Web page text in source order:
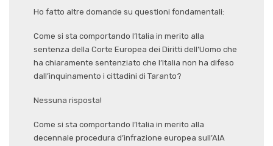
Ho fatto altre domande su questioni fondamentali:
Come si sta comportando l’Italia in merito alla
sentenza della Corte Europea dei Diritti dell’Uomo che
ha chiaramente sentenziato che l’Italia non ha difeso
dall’inquinamento i cittadini di Taranto?
Nessuna risposta!
Come si sta comportando l’Italia in merito alla
decennale procedura d’infrazione europea sull’AIA